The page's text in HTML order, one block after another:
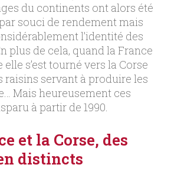
du continents ont alors été
souci de rendement mais
l’identité des
plus de cela, quand la France
elle s’est tourné vers la Corse
servant à produire les
Mais heureusement ces
à partir de 1990.
et la Corse, des
distincts